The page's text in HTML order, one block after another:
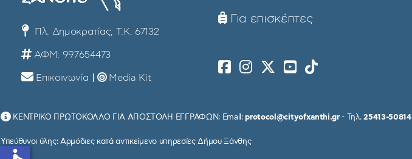
Πλ. Δημοκρατίας, Τ.Κ. 67132
ΑΦΜ: 997654473
Επικοινωνία Media Kit
Για επισκέπτες
ΚΕΝΤΡΙΚΟ ΠΡΩΤΟΚΟΛΛΟ ΓΙΑ ΑΠΟΣΤΟΛΗ ΕΓΓΡΑΦΩΝ: Email:protocol@cityofxanthi.gr- Τηλ.25413-50814
Υπεύθυνοι ύλης: Αρμόδιες κατά αντικείμενο υπηρεσίες Δήμου Ξάνθης